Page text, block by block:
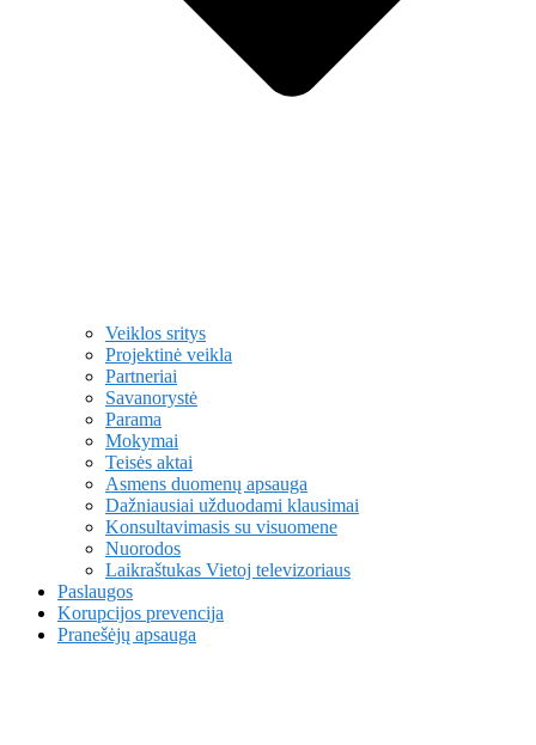
Veiklos sritys
Projektinė veikla
Partneriai
Savanorystė
Parama
Mokymai
Teisės aktai
Asmens duomenų apsauga
Dažniausiai užduodami klausimai
Konsultavimasis su visuomene
Nuorodos
Laikraštukas Vietoj televizoriaus
Paslaugos
Korupcijos prevencija
Pranešėjų apsauga